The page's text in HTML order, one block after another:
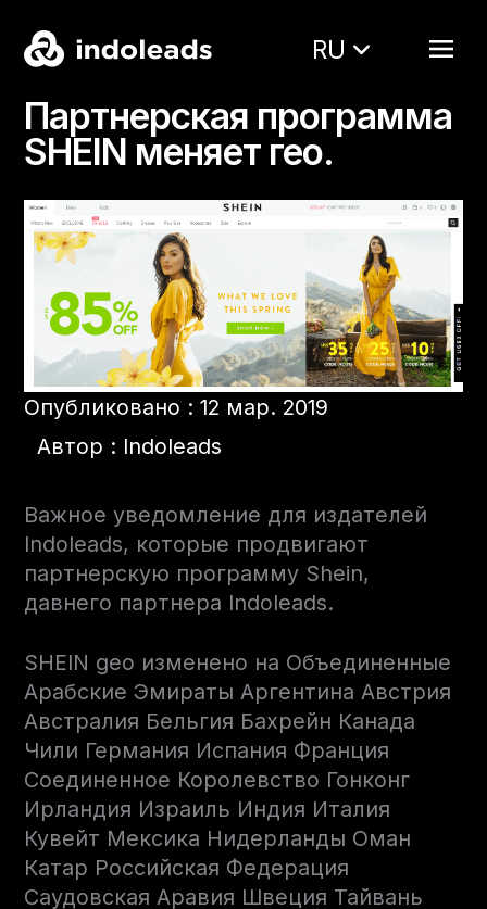
RU
Партнерская программа
SHEIN меняет гео.
Опубликовано : 12 мар. 2019
Автор : Indoleads
Важное уведомление для издателей
Indoleads, которые продвигают
партнерскую программу Shein,
давнего партнера Indoleads.
SHEIN geo изменено на Объединенные
Арабские Эмираты Аргентина Австрия
Австралия Бельгия Бахрейн Канада
Чили Германия Испания Франция
Соединенное Королевство Гонконг
Ирландия Израиль Индия Италия
Кувейт Мексика Нидерланды Оман
Катар Российская Федерация
Саудовская Аравия Швеция Тайвань